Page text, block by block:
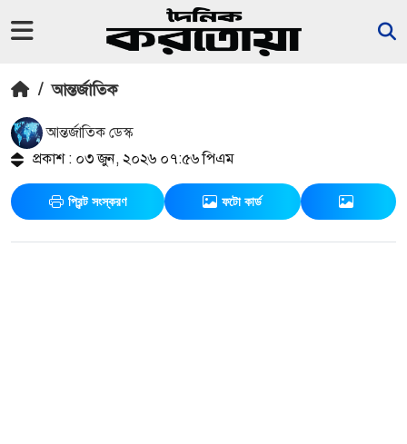
/ আন্তর্জাতিক
আন্তর্জাতিক ডেস্ক
প্রকাশ : ০৩ জুন, ২০২৬ ০৭:৫৬ পিএম
প্রিন্ট সংস্করণ ফটো কার্ড